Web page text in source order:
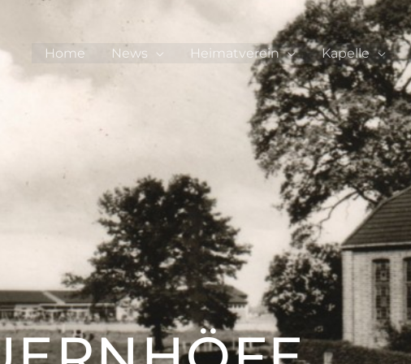
Home News Heimatverein Kapelle